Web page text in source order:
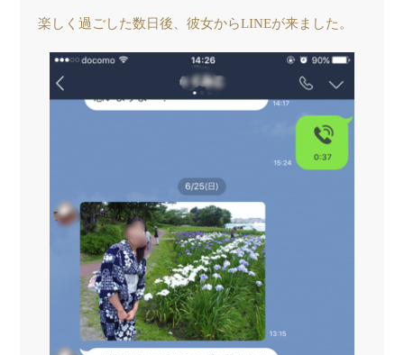
楽しく過ごした数日後、彼女からLINEが来ました。